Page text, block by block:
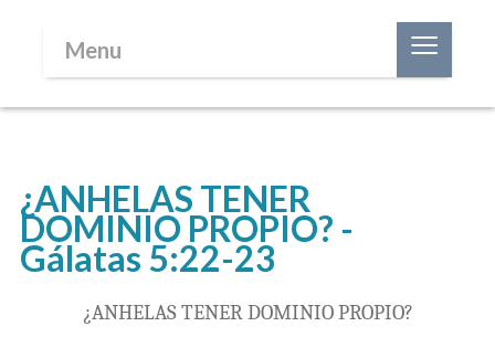
Menu ≡
¿ANHELAS TENER
DOMINIO PROPIO? -
Gálatas 5:22-23
¿ANHELAS TENER DOMINIO PROPIO?